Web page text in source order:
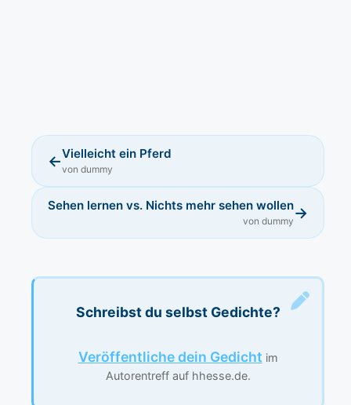
←Vielleicht ein Pferd
von dummy
Sehen lernen vs. Nichts mehr sehen wollen
von dummy →
Schreibst du selbst Gedichte?
Veröffentliche dein Gedicht im
Autorentreff auf hhesse.de.